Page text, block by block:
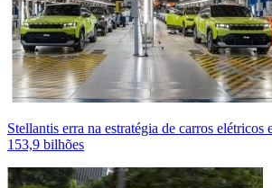
Stellantis erra na estratégia de carros elétricos
153,9 bilhões